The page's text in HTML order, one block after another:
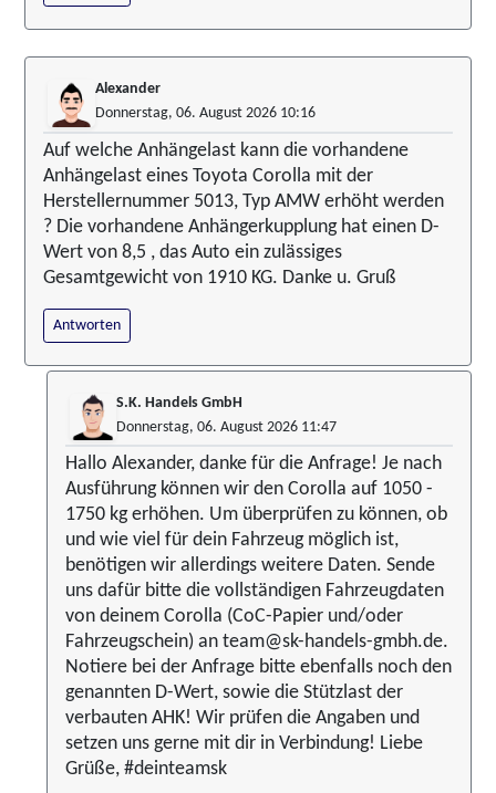
Alexander
Donnerstag, 06. August 2026 10:16
Auf welche Anhängelast kann die vorhandene
Anhängelast eines Toyota Corolla mit der
Herstellernummer 5013, Typ AMW erhöht werden
? Die vorhandene Anhängerkupplung hat einen D-
Wert von 8,5 , das Auto ein zulässiges
Gesamtgewicht von 1910 KG. Danke u. Gruß
Antworten
S.K. Handels GmbH
Donnerstag, 06. August 2026 11:47
Hallo Alexander, danke für die Anfrage! Je nach
Ausführung können wir den Corolla auf 1050 -
1750 kg erhöhen. Um überprüfen zu können, ob
und wie viel für dein Fahrzeug möglich ist,
benötigen wir allerdings weitere Daten. Sende
uns dafür bitte die vollständigen Fahrzeugdaten
von deinem Corolla (CoC-Papier und/oder
Fahrzeugschein) an team@sk-handels-gmbh.de.
Notiere bei der Anfrage bitte ebenfalls noch den
genannten D-Wert, sowie die Stützlast der
verbauten AHK! Wir prüfen die Angaben und
setzen uns gerne mit dir in Verbindung! Liebe
Grüße, #deinteamsk